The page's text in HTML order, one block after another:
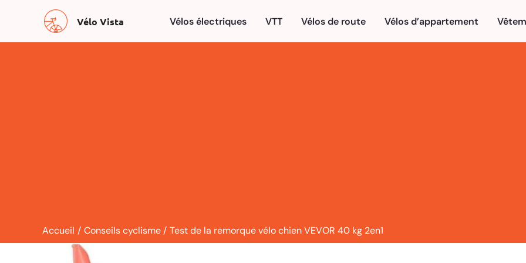
contenu
Vélo Vista Vélos électriques VTT Vélos de route Vélos d’appartement
Accueil Conseils cyclisme Test de la remorque vélo chien VEVOR 40 kg 2en1